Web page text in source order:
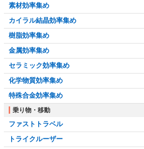
素材効率集め
カイラル結晶効率集め
樹脂効率集め
金属効率集め
セラミック効率集め
化学物質効率集め
特殊合金効率集め
乗り物・移動
ファストトラベル
トライクルーザー